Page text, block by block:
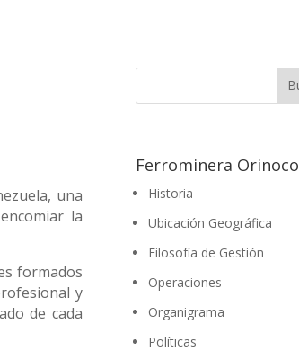
una
la
formados
y
de cada
Ferrominera Orinoco
Historia
Ubicación Geográfica
Filosofía de Gestión
Operaciones
Organigrama
Políticas